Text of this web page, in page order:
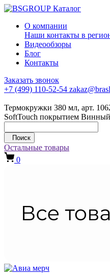
Каталог
О компании
Наши контакты в
Видеообзоры
Блог
Контакты
Заказать звонок
+7 (499) 110-52-54
Термокружки 380 мл, арт.
SoftTouch покрытием Винный
Поиск
Остальные товары
0